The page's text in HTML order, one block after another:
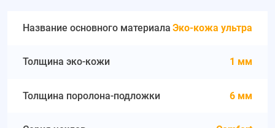
Название основного материала Эко-кожа ультра
Толщина эко-кожи 1 мм
Толщина поролона-подложки 6 мм